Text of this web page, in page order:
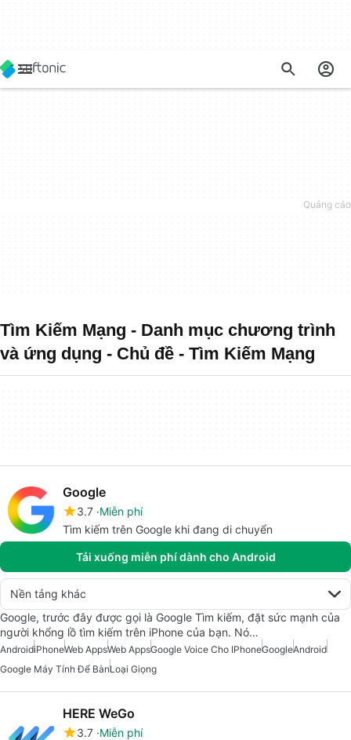
Tìm Kiếm Mạng - Danh mục chương trình
và ứng dụng - Chủ đề - Tìm Kiếm Mạng
Google
3.7 Miễn phí
Tìm kiếm trên Google khi đang di chuyển
Tải xuống miễn phí dành cho Android
Nền tảng khác
Google, trước đây được gọi là Google Tìm kiếm, đặt sức mạnh của
người khổng lồ tìm kiếm trên iPhone của bạn. Nó…
AndroidiPhoneWeb AppsWeb AppsGoogle Voice Cho IPhoneGoogleAndroid
Google Máy Tính Để BànLoại Giọng
HERE WeGo
3.7 Miễn phí